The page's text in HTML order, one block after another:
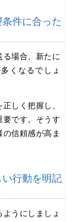
件に合った
場合、新たに
くなるでしょ
しく把握し、
要です。そうす
信頼感が高ま
行動を明記
うにしましょ